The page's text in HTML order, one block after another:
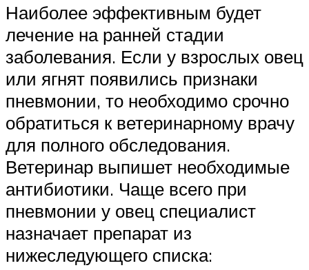
Наиболее эффективным будет
лечение на ранней стадии
заболевания. Если у взрослых овец
или ягнят появились признаки
пневмонии, то необходимо срочно
обратиться к ветеринарному врачу
для полного обследования.
Ветеринар выпишет необходимые
антибиотики. Чаще всего при
пневмонии у овец специалист
назначает препарат из
нижеследующего списка: